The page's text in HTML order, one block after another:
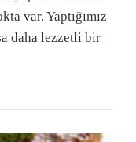
var. Yaptığımız
daha lezzetli bir